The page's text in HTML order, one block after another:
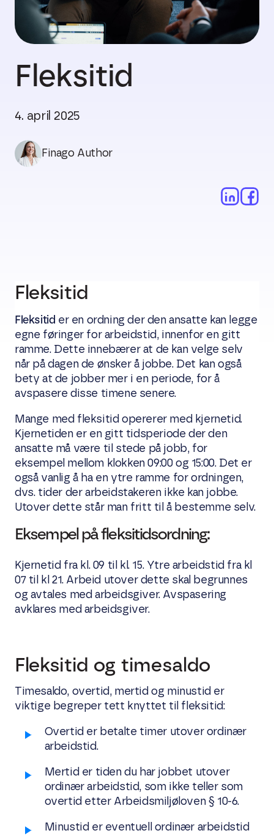
Fleksitid
4. april 2025
Finago Author
Fleksitid
Fleksitid er en ordning der den ansatte kan legge
egne føringer for arbeidstid, innenfor en gitt
ramme. Dette innebærer at de kan velge selv
når på dagen de ønsker å jobbe. Det kan også
bety at de jobber mer i en periode, for å
avspasere disse timene senere.
Mange med fleksitid opererer med kjernetid.
Kjernetiden er en gitt tidsperiode der den
ansatte må være til stede på jobb, for
eksempel mellom klokken 09:00 og 15:00. Det er
også vanlig å ha en ytre ramme for ordningen,
dvs. tider der arbeidstakeren ikke kan jobbe.
Utover dette står man fritt til å bestemme selv.
Eksempel på fleksitidsordning:
Kjernetid fra kl. 09 til kl. 15. Ytre arbeidstid fra kl
07 til kl 21. Arbeid utover dette skal begrunnes
og avtales med arbeidsgiver. Avspasering
avklares med arbeidsgiver.
Fleksitid og timesaldo
Timesaldo, overtid, mertid og minustid er
viktige begreper tett knyttet til fleksitid:
Overtid er betalte timer utover ordinær
arbeidstid.
Mertid er tiden du har jobbet utover
ordinær arbeidstid, som ikke teller som
overtid etter Arbeidsmiljøloven § 10-6.
Minustid er eventuell ordinær arbeidstid